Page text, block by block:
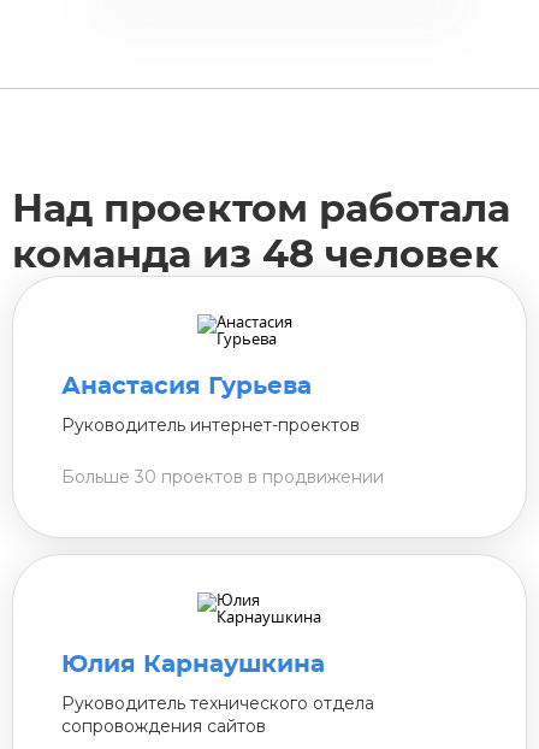
Над проектом работала
команда из 48 человек
Анастасия Гурьева
Руководитель интернет-проектов
Больше 30 проектов в продвижении
Юлия Карнаушкина
Руководитель технического отдела
сопровождения сайтов